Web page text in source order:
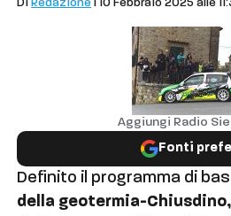
Di Redazione | 10 Febbraio 2025 alle
Aggiungi Radio
Fonti
Definito il programma di
della geotermia-Chiusdino,